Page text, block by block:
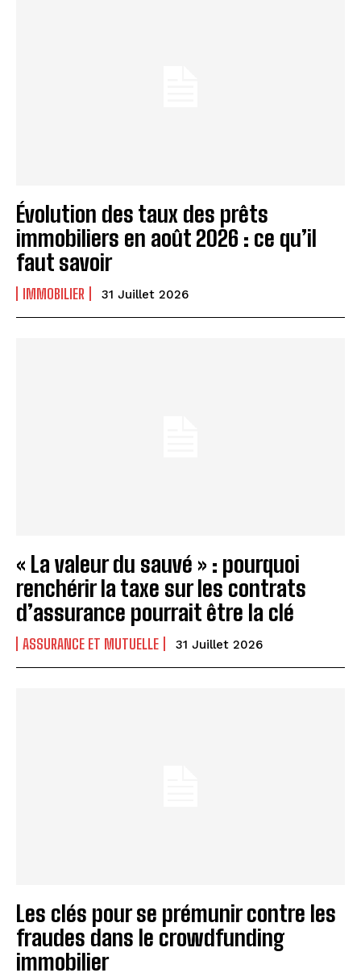
Évolution des taux des prêts
immobiliers en août 2026 : ce qu’il
faut savoir
IMMOBILIER 31 Juillet 2026
« La valeur du sauvé » : pourquoi
renchérir la taxe sur les contrats
d’assurance pourrait être la clé
ASSURANCE ET MUTUELLE 31 Juillet 2026
Les clés pour se prémunir contre les
fraudes dans le crowdfunding
immobilier